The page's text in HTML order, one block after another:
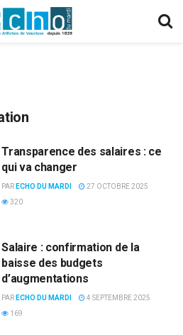
Transparence des salaires : ce
qui va changer
PAR ECHO DU MARDI
27 OCTOBRE 2025
320
Salaire : confirmation de la
baisse des budgets
d’augmentations
PAR ECHO DU MARDI
4 SEPTEMBRE 2025
169